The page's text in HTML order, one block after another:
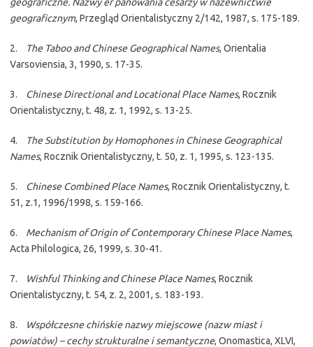
geograficznym, Przegląd Orientalistyczny 2/142, 1987, s. 175-189.
2. The Taboo and Chinese Geographical Names, Orientalia
Varsoviensia, 3, 1990, s. 17-35.
3. Chinese Directional and Locational Place Names, Rocznik
Orientalistyczny, t. 48, z. 1, 1992, s. 13-25.
4.
The Substitution by Homophones in Chinese Geographical
Names, Rocznik Orientalistyczny, t. 50, z. 1, 1995, s. 123-135.
5. Chinese Combined Place Names, Rocznik Orientalistyczny, t.
51, z.1, 1996/1998, s. 159-166.
6. Mechanism of Origin of Contemporary Chinese Place Names,
Acta Philologica, 26, 1999, s. 30-41.
7. Wishful Thinking and Chinese Place Names, Rocznik
Orientalistyczny, t. 54, z. 2, 2001, s. 183-193.
8.
Współczesne chińskie nazwy miejscowe (nazw miast i
powiatów) – cechy strukturalne i semantyczne, Onomastica, XLVI,